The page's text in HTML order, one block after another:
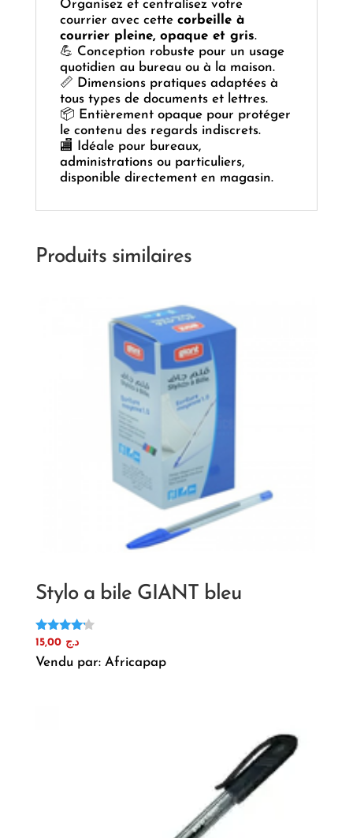
Organisez et centralisez votre
courrier avec cette corbeille à
courrier pleine, opaque et gris.
💪 Conception robuste pour un usage
quotidien au bureau ou à la maison.
📏 Dimensions pratiques adaptées à
tous types de documents et lettres.
📦 Entièrement opaque pour protéger
le contenu des regards indiscrets.
🏬 Idéale pour bureaux,
administrations ou particuliers,
disponible directement en magasin.
Produits similaires
Stylo a bile GIANT bleu
Note
sur 5
د.ج 15,00
Vendu par: Africapap